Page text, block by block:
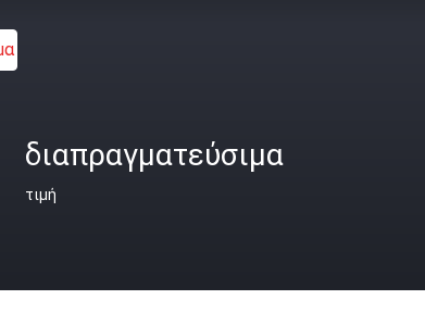
διαπραγματεύσιμα
τιμή